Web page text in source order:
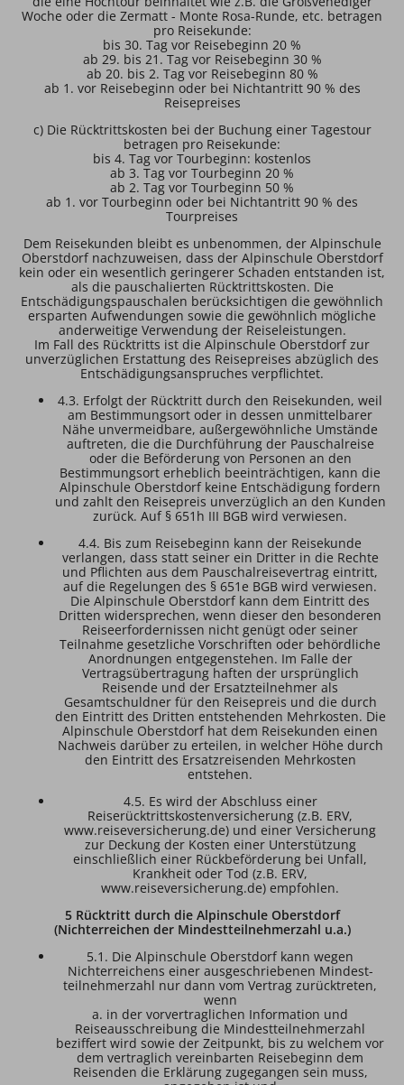
Woche oder die Zermatt - Monte Rosa-Runde, etc. betragen
pro Reisekunde:
bis 30. Tag vor Reisebeginn 20 %
ab 29. bis 21. Tag vor Reisebeginn 30 %
ab 20. bis 2. Tag vor Reisebeginn 80 %
ab 1. vor Reisebeginn oder bei Nichtantritt 90 % des
Reisepreises
c) Die Rücktrittskosten bei der Buchung einer Tagestour
betragen pro Reisekunde:
bis 4. Tag vor Tourbeginn: kostenlos
ab 3. Tag vor Tourbeginn 20 %
ab 2. Tag vor Tourbeginn 50 %
ab 1. vor Tourbeginn oder bei Nichtantritt 90 % des
Tourpreises
Dem Reisekunden bleibt es unbenommen, der Alpinschule
Oberstdorf nachzuweisen, dass der Alpinschule Oberstdorf
kein oder ein wesentlich geringerer Schaden entstanden ist,
als die pauschalierten Rücktrittskosten. Die
Entschädigungspauschalen berücksichtigen die gewöhnlich
ersparten Aufwendungen sowie die gewöhnlich mögliche
anderweitige Verwendung der Reiseleistungen.
Im Fall des Rücktritts ist die Alpinschule Oberstdorf zur
unverzüglichen Erstattung des Reisepreises abzüglich des
Entschädigungsanspruches verpflichtet.
4.3. Erfolgt der Rücktritt durch den Reisekunden, weil
am Bestimmungsort oder in dessen unmittelbarer
Nähe unvermeidbare, außergewöhnliche Umstände
auftreten, die die Durchführung der Pauschalreise
oder die Beförderung von Personen an den
Bestimmungsort erheblich beeinträchtigen, kann die
Alpinschule Oberstdorf keine Entschädigung fordern
und zahlt den Reisepreis unverzüglich an den Kunden
zurück. Auf § 651h III BGB wird verwiesen.
4.4. Bis zum Reisebeginn kann der Reisekunde
verlangen, dass statt seiner ein Dritter in die Rechte
und Pflichten aus dem Pauschalreisevertrag eintritt,
auf die Regelungen des § 651e BGB wird verwiesen.
Die Alpinschule Oberstdorf kann dem Eintritt des
Dritten widersprechen, wenn dieser den besonderen
Reiseerfordernissen nicht genügt oder seiner
Teilnahme gesetzliche Vorschriften oder behördliche
Anordnungen entgegenstehen. Im Falle der
Vertragsübertragung haften der ursprünglich
Reisende und der Ersatzteilnehmer als
Gesamtschuldner für den Reisepreis und die durch
den Eintritt des Dritten entstehenden Mehrkosten. Die
Alpinschule Oberstdorf hat dem Reisekunden einen
Nachweis darüber zu erteilen, in welcher Höhe durch
den Eintritt des Ersatzreisenden Mehrkosten
entstehen.
4.5. Es wird der Abschluss einer
Reiserücktrittskostenversicherung (z.B. ERV,
www.reiseversicherung.de) und einer Versicherung
zur Deckung der Kosten einer Unterstützung
einschließlich einer Rückbeförderung bei Unfall,
Krankheit oder Tod (z.B. ERV,
www.reiseversicherung.de) empfohlen.
5 Rücktritt durch die Alpinschule Oberstdorf
(Nichterreichen der Mindestteilnehmerzahl u.a.)
5.1. Die Alpinschule Oberstdorf kann wegen
Nichterreichens einer ausgeschriebenen Mindest-
teilnehmerzahl nur dann vom Vertrag zurücktreten,
wenn
a. in der vorvertraglichen Information und
Reiseausschreibung die Mindestteilnehmerzahl
beziffert wird sowie der Zeitpunkt, bis zu welchem vor
dem vertraglich vereinbarten Reisebeginn dem
Reisenden die Erklärung zugegangen sein muss,